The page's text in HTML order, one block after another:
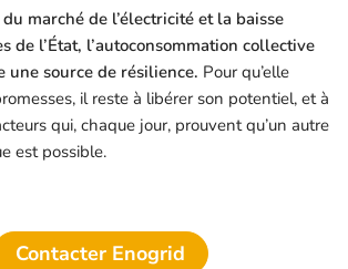
marché de l’électricité et la baisse
de l’État, l’autoconsommation collective
une source de résilience. Pour qu’elle
il reste à libérer son potentiel, et à
qui, chaque jour, prouvent qu’un autre
est possible.
Contacter Enogrid